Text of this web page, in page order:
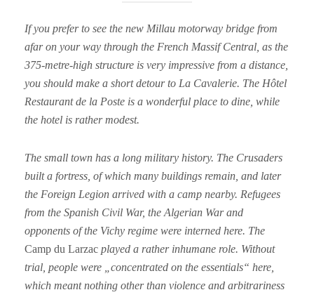
If you prefer to see the new Millau motorway bridge from
afar on your way through the French Massif Central, as the
375-metre-high structure is very impressive from a distance,
you should make a short detour to La Cavalerie. The Hôtel
Restaurant de la Poste is a wonderful place to dine, while
the hotel is rather modest.
The small town has a long military history. The Crusaders
built a fortress, of which many buildings remain, and later
the Foreign Legion arrived with a camp nearby. Refugees
from the Spanish Civil War, the Algerian War and
opponents of the Vichy regime were interned here. The
Camp du Larzac played a rather inhumane role. Without
trial, people were „concentrated on the essentials“ here,
which meant nothing other than violence and arbitrariness